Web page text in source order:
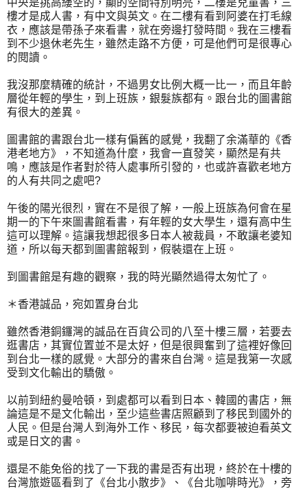
樓才是成人書，有中文與英文。在二樓有看到阿婆在打毛線
衣，應該是帶孫子來看書，就在旁邊打發時間。我在三樓看
到不少退休老先生，雖然走路不方便，可是他們可是很專心
的閱讀。
我沒那麼精確的統計，不過男女比例大概一比一，而且年齡
層從年輕的學生，到上班族，銀髮族都有。跟台北的圖書館
有很大的差異。
圖書館的書跟台北一樣有偏舊的感覺，我翻了余滿華的《香
港老地方》，不知道為什麼，我會一直發笑，顯然是有共
鳴，應該是作者對於待人處事所引發的，也或許喜歡老地方
的人有共同之處吧?
午後的陽光很烈，實在不是很了解，一般上班族為何會在星
期一的下午來圖書館看書，有年輕的女大學生，還有高中生
這可以理解。這讓我想起很多日本人被裁員，不敢讓老婆知
道，所以每天都到圖書館報到，假裝還在上班。
到圖書館是有趣的觀察，我的時光顯然過得太匆忙了。
＊香港誠品，宛如置身台北
雖然香港銅鑼灣的誠品在百貨公司的八至十樓三層，若要去
逛書店，其實位置並不是太好，但是很興奮到了這裡好像回
到台北一樣的感覺。大部分的書來自台灣。這是我第一次感
受到文化輸出的驕傲。
以前到紐約曼哈頓，到處都可以看到日本、韓國的書店，無
論這是不是文化輸出，至少這些書店照顧到了移民到國外的
人民。但是台灣人到海外工作、移民，每次都要被迫看英文
或是日文的書。
還是不能免俗的找了一下我的書是否有出現，終於在十樓的
台灣旅遊區看到了《台北小散步》、《台北咖啡時光》，旁